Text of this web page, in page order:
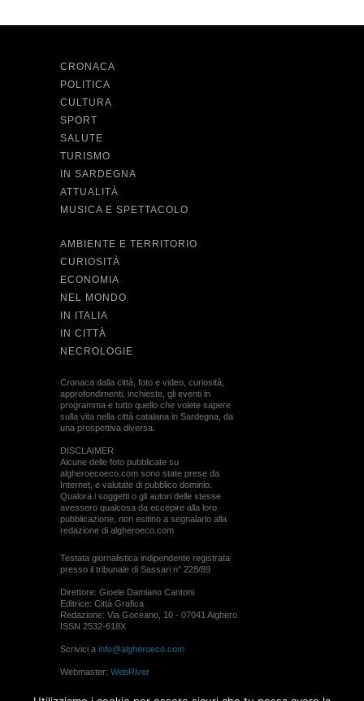
CRONACA
POLITICA
CULTURA
SPORT
SALUTE
TURISMO
IN SARDEGNA
ATTUALITÀ
MUSICA E SPETTACOLO
AMBIENTE E TERRITORIO
CURIOSITÀ
ECONOMIA
NEL MONDO
IN ITALIA
IN CITTÀ
NECROLOGIE
Cronaca dalla città, foto e video, curiosità,
approfondimenti, inchieste, gli eventi in
programma e tutto quello che volete sapere
sulla vita nella città catalana in Sardegna, da
una prospettiva diversa.
DISCLAIMER
Alcune delle foto pubblicate su
algheroecoeco.com sono state prese da
Internet, e valutate di pubblico dominio.
Qualora i soggetti o gli autori delle stesse
avessero qualcosa da eccepire alla loro
pubblicazione, non esitino a segnalarlo alla
redazione di algheroeco.com
Testata giornalistica indipendente registrata
presso il tribunale di Sassari n° 228/89
Direttore: Gioele Damiano Cantoni
Editrice: Città Grafica
Redazione: Via Goceano, 10 - 07041 Alghero
ISSN 2532-618X
Scrivici a info@algheroeco.com
Webmaster: WebRiver